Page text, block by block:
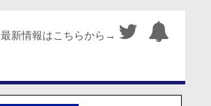
最新情報はこちらから→